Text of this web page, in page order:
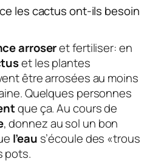
les cactus ont-ils besoin
arroseret fertiliser: en
et les plantes
être arrosées au moins
Quelques personnes
que ça. Au cours de
, donnez au sol un bon
l’eau s’écoule des «trous
pots.